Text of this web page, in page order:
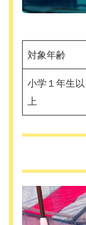
対象年齢
小学１年生以
上